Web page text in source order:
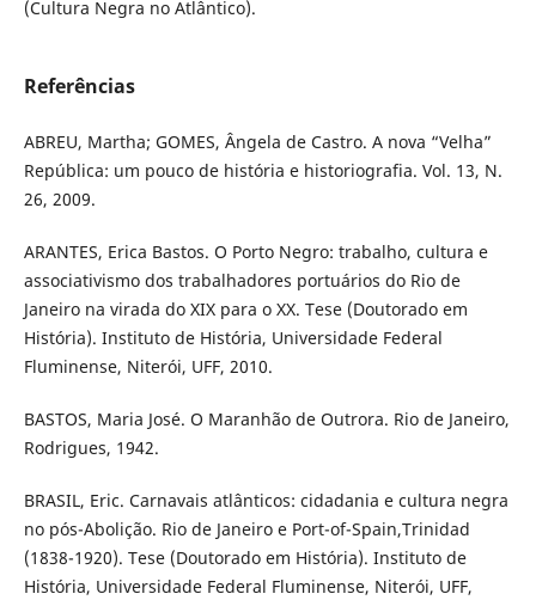
(Cultura Negra no Atlântico).
Referências
ABREU, Martha; GOMES, Ângela de Castro. A nova “Velha”
República: um pouco de história e historiografia. Vol. 13, N.
26, 2009.
ARANTES, Erica Bastos. O Porto Negro: trabalho, cultura e
associativismo dos trabalhadores portuários do Rio de
Janeiro na virada do XIX para o XX. Tese (Doutorado em
História). Instituto de História, Universidade Federal
Fluminense, Niterói, UFF, 2010.
BASTOS, Maria José. O Maranhão de Outrora. Rio de Janeiro,
Rodrigues, 1942.
BRASIL, Eric. Carnavais atlânticos: cidadania e cultura negra
no pós-Abolição. Rio de Janeiro e Port-of-Spain,Trinidad
(1838-1920). Tese (Doutorado em História). Instituto de
História, Universidade Federal Fluminense, Niterói, UFF,